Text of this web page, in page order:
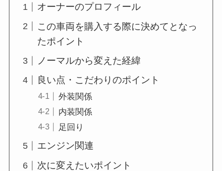
オーナーのプロフィール
この車両を購入する際に決めてとなっ
たポイント
ノーマルから変えた経緯
良い点・こだわりのポイント
外装関係
内装関係
足回り
エンジン関連
次に変えたいポイント